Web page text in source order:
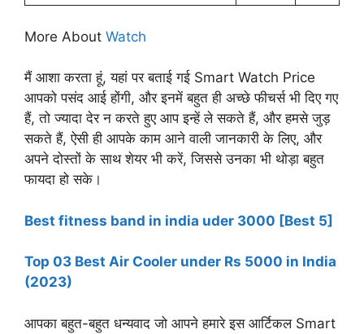
More About Watch
मैं आशा करता हूं, यहां पर बताई गई Smart Watch Price
आपको पसंद आई होंगी, और इनमें बहुत ही अच्छे फीचर्स भी दिए गए
हैं, तो ज्यादा देर न करते हुए आप इन्हें ले सकते हैं, और हमसे जुड़
सकते हैं, ऐसी ही आपके काम आने वाली जानकारी के लिए, और
अपने दोस्तों के साथ शेयर भी करें, जिससे उनका भी थोड़ा बहुत
फायदा हो सके।
Best fitness band in india uder 3000 [Best 5]
Top 03 Best Air Cooler under Rs 5000 in India
(2023)
आपका बहुत-बहुत धन्यवाद जो आपने हमारे इस आर्टिकल Smart